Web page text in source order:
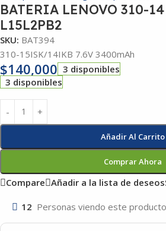
BATERIA LENOVO 310-
L15L2PB2
SKU: BAT394
310-15ISK/14IKB 7.6V 3400mAh
$140,000 3 disponibles
3 disponibles
Añadir Al Carrito
Comprar Ahora
Compare Añadir a la lista de deseos
12 Personas viendo este